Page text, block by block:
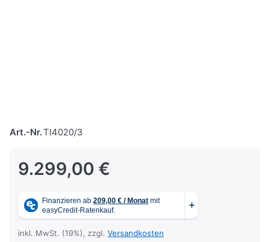
Art.-Nr.TI4020/3
9.299,00 €
inkl. MwSt. (19%), zzgl. Versandkosten